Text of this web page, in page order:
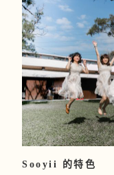
Sooyii 的特色